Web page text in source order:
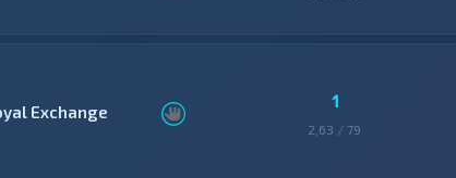
Exchange 1
2,63 / 79